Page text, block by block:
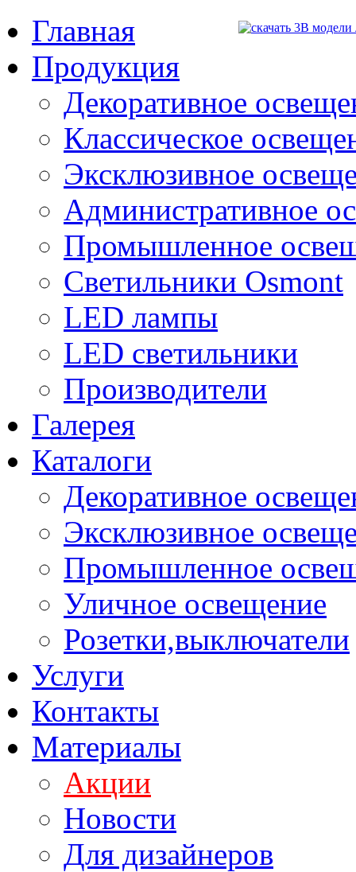
Главная
Продукция
Декоративное
Классическое
Эксклюзивное
Административное
Промышленное
Светильники Osmont
LED лампы
LED светильники
Производители
Галерея
Каталоги
Декоративное
Эксклюзивное
Промышленное
Уличное освещение
Розетки,выключатели
Услуги
Контакты
Материалы
Акции
Новости
Для дизайнеров